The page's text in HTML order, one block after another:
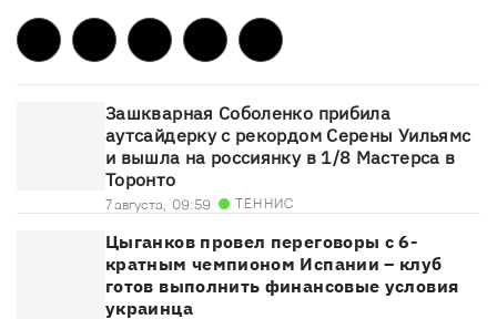
Зашкварная Соболенко прибила
аутсайдерку с рекордом Серены Уильямс
и вышла на россиянку в 1/8 Мастерса в
Торонто
7 августа, 09:59 ТЕННИС
Цыганков провел переговоры с 6-
кратным чемпионом Испании – клуб
готов выполнить финансовые условия
украинца